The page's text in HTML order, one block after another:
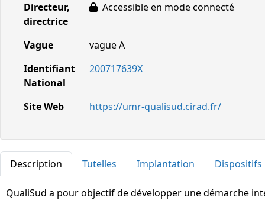
Directeur,
directrice
Accessible en mode connecté
Vague
vague A
Identifiant
National
200717639X
Site Web https://umr-qualisud.cirad.fr/
Description Tutelles Implantation Dispositifs
QualiSud a pour objectif de développer une démarche